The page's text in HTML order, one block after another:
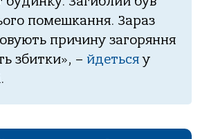
помешкання. Зараз
причину загоряння
збитки», – йдетьсяу